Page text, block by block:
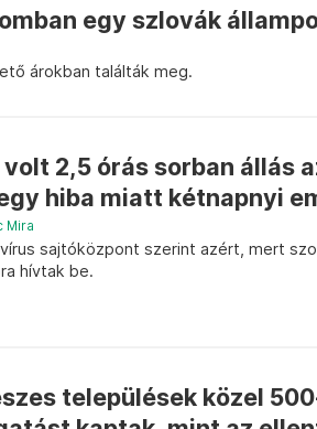
egy szlovák
árokban találták meg.
2,5 órás sorban állás
hiba miatt kétnapnyi
Mira
sajtóközpont szerint azért, mert
hívtak be.
települések közel